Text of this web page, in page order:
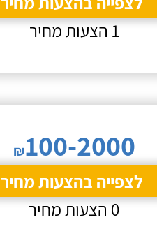
1 הצעות מחיר
₪100-2000
לצפייה בהצעות מחיר
0 הצעות מחיר